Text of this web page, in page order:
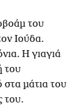
του
Ιούδα.
Η γιαγιά
του
μάτια του
του.